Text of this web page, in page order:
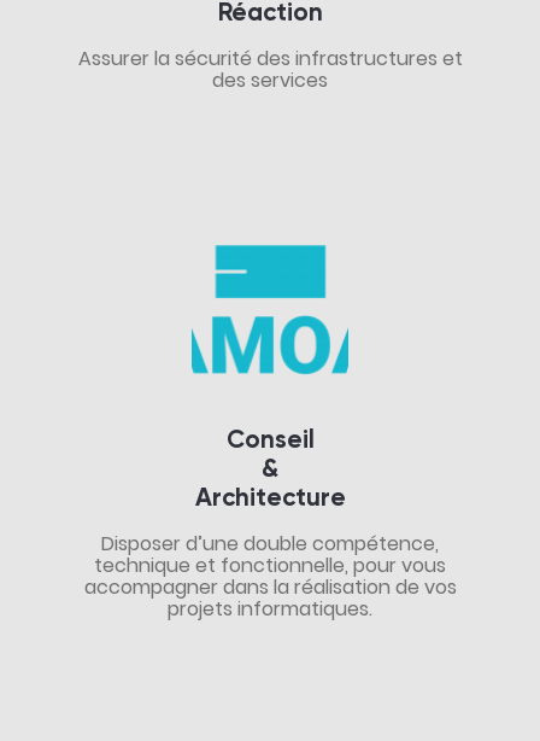
Réaction
Assurer la sécurité des infrastructures et
des services
Conseil
&
Architecture
Disposer d’une double compétence,
technique et fonctionnelle, pour vous
accompagner dans la réalisation de vos
projets informatiques.